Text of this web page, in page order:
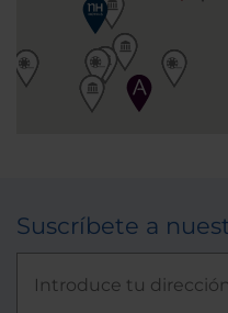
Suscríbete a